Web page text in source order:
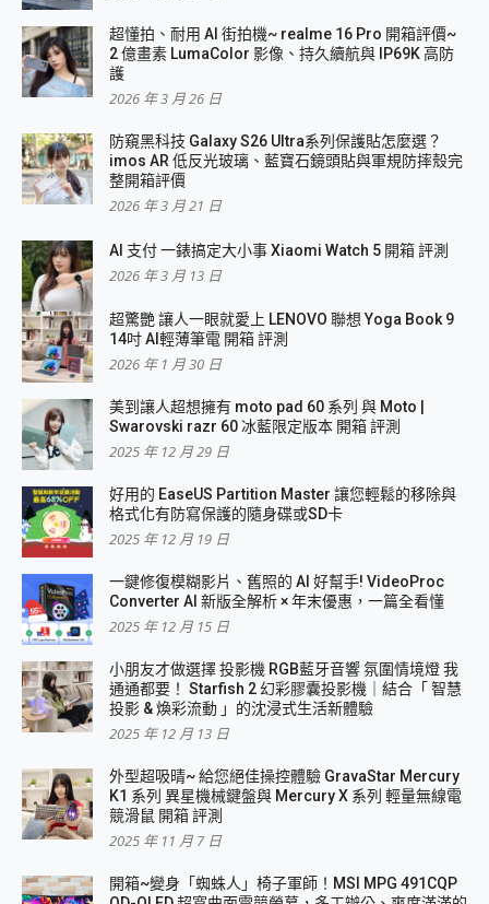
超懂拍、耐用 AI 街拍機~ realme 16 Pro 開箱評價~
2 億畫素 LumaColor 影像、持久續航與 IP69K 高防
護
2026 年 3 月 26 日
防窺黑科技 Galaxy S26 Ultra系列保護貼怎麼選？
imos AR 低反光玻璃、藍寶石鏡頭貼與軍規防摔殼完
整開箱評價
2026 年 3 月 21 日
AI 支付 一錶搞定大小事 Xiaomi Watch 5 開箱 評測
2026 年 3 月 13 日
超驚艷 讓人一眼就愛上 LENOVO 聯想 Yoga Book 9
14吋 AI輕薄筆電 開箱 評測
2026 年 1 月 30 日
美到讓人超想擁有 moto pad 60 系列 與 Moto |
Swarovski razr 60 冰藍限定版本 開箱 評測
2025 年 12 月 29 日
好用的 EaseUS Partition Master 讓您輕鬆的移除與
格式化有防寫保護的隨身碟或SD卡
2025 年 12 月 19 日
一鍵修復模糊影片、舊照的 AI 好幫手! VideoProc
Converter AI 新版全解析 × 年末優惠，一篇全看懂
2025 年 12 月 15 日
小朋友才做選擇 投影機 RGB藍牙音響 氛圍情境燈 我
通通都要！ Starfish 2 幻彩膠囊投影機｜結合「 智慧
投影 & 煥彩流動 」的沈浸式生活新體驗
2025 年 12 月 13 日
外型超吸晴~ 給您絕佳操控體驗 GravaStar Mercury
K1 系列 異星機械鍵盤與 Mercury X 系列 輕量無線電
競滑鼠 開箱 評測
2025 年 11 月 7 日
開箱~變身「蜘蛛人」椅子軍師！MSI MPG 491CQP